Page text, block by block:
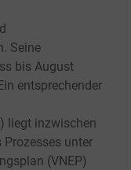
Seine
bis August
entsprechender
liegt inzwischen
unter
(VNEP)